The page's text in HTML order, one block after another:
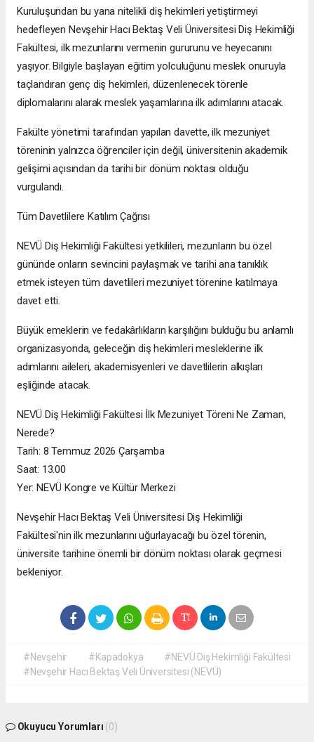
Kuruluşundan bu yana nitelikli diş hekimleri yetiştirmeyi
hedefleyen Nevşehir Hacı Bektaş Veli Üniversitesi Diş Hekimliği
Fakültesi, ilk mezunlarını vermenin gururunu ve heyecanını
yaşıyor. Bilgiyle başlayan eğitim yolculuğunu meslek onuruyla
taçlandıran genç diş hekimleri, düzenlenecek törenle
diplomalarını alarak meslek yaşamlarına ilk adımlarını atacak.
Fakülte yönetimi tarafından yapılan davette, ilk mezuniyet
töreninin yalnızca öğrenciler için değil, üniversitenin akademik
gelişimi açısından da tarihi bir dönüm noktası olduğu
vurgulandı.
Tüm Davetlilere Katılım Çağrısı
NEVÜ Diş Hekimliği Fakültesi yetkilileri, mezunların bu özel
gününde onların sevincini paylaşmak ve tarihi ana tanıklık
etmek isteyen tüm davetlileri mezuniyet törenine katılmaya
davet etti.
Büyük emeklerin ve fedakârlıkların karşılığını bulduğu bu anlamlı
organizasyonda, geleceğin diş hekimleri mesleklerine ilk
adımlarını aileleri, akademisyenleri ve davetlilerin alkışları
eşliğinde atacak.
NEVÜ Diş Hekimliği Fakültesi İlk Mezuniyet Töreni Ne Zaman,
Nerede?
Tarih: 8 Temmuz 2026 Çarşamba
Saat: 13.00
Yer: NEVÜ Kongre ve Kültür Merkezi
Nevşehir Hacı Bektaş Veli Üniversitesi Diş Hekimliği
Fakültesi'nin ilk mezunlarını uğurlayacağı bu özel törenin,
üniversite tarihine önemli bir dönüm noktası olarak geçmesi
bekleniyor.
#Nevşehir #Kapadokya
#NEVÜ Diş Hekimliği Fakültesi
#Nevşehir Hacı Bektaş Veli Üniversitesi (NEVÜ)
Okuyucu Yorumları (0)